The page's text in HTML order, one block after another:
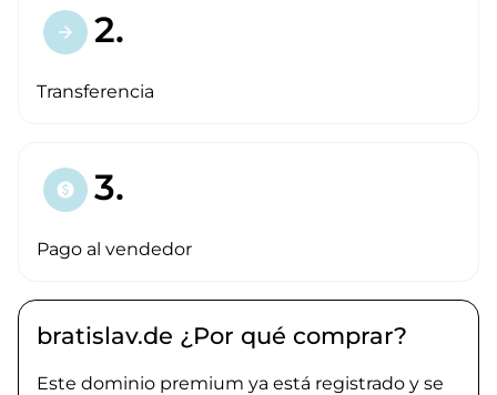
arrow_forward 2.
Transferencia
paid 3.
Pago al vendedor
bratislav.de ¿Por qué comprar?
Este dominio premium ya está registrado y se